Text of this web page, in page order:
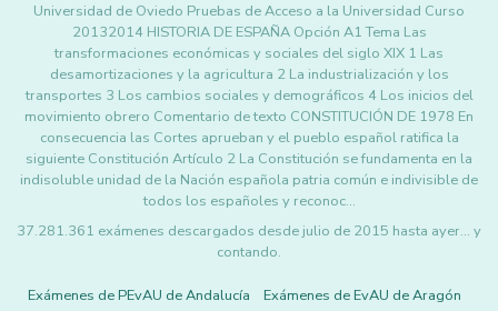
Universidad de Oviedo Pruebas de Acceso a la Universidad Curso
20132014 HISTORIA DE ESPAÑA Opción A1 Tema Las
transformaciones económicas y sociales del siglo XIX 1 Las
desamortizaciones y la agricultura 2 La industrialización y los
transportes 3 Los cambios sociales y demográficos 4 Los inicios del
movimiento obrero Comentario de texto CONSTITUCIÓN DE 1978 En
consecuencia las Cortes aprueban y el pueblo español ratifica la
siguiente Constitución Artículo 2 La Constitución se fundamenta en la
indisoluble unidad de la Nación española patria común e indivisible de
todos los españoles y reconoc…
37.281.361 exámenes descargados desde julio de 2015 hasta ayer... y
contando.
Exámenes de PEvAU de Andalucía
Exámenes de EvAU de Aragón